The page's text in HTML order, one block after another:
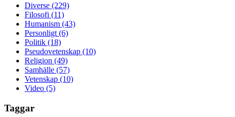
Diverse (229)
Filosofi (11)
Humanism (43)
Personligt (6)
Politik (18)
Pseudovetenskap (10)
Religion (49)
Samhälle (57)
Vetenskap (10)
Video (5)
Taggar